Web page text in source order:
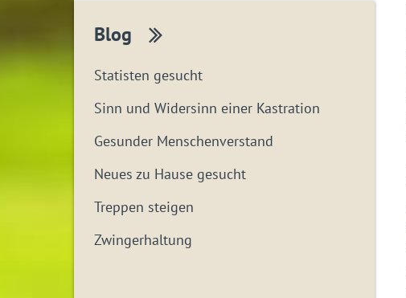
Blog
Statisten gesucht
Sinn und Widersinn einer Kastration
Gesunder Menschenverstand
Neues zu Hause gesucht
Treppen steigen
Zwingerhaltung